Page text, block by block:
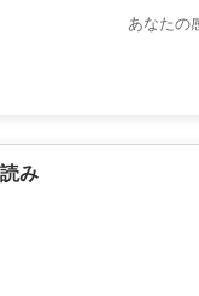
あなたの
み